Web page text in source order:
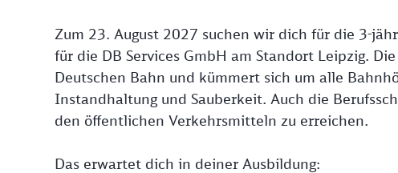
Zum 23. August 2027 suchen wir dich für die 3-
für die DB Services GmbH am Standort Leipzig.
Deutschen Bahn und kümmert sich um alle
Instandhaltung und Sauberkeit. Auch die
den öffentlichen Verkehrsmitteln zu erreichen.
Das erwartet dich in deiner Ausbildung: